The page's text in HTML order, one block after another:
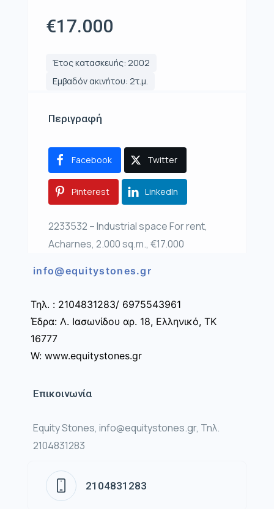
€17.000
Έτος κατασκευής: 2002
Εμβαδόν ακινήτου: 2τ.μ.
Περιγραφή
Facebook Twitter
Pinterest LinkedIn
2233532 – Industrial space For rent,
Acharnes, 2.000 sq.m., €17.000
info@equitystones.gr
Τηλ. : 2104831283/ 6975543961
Έδρα: Λ. Ιασωνίδου αρ. 18, Ελληνικό, ΤΚ
16777
W: www.equitystones.gr
Επικοινωνία
Equity Stones, info@equitystones.gr, Τηλ.
2104831283
2104831283